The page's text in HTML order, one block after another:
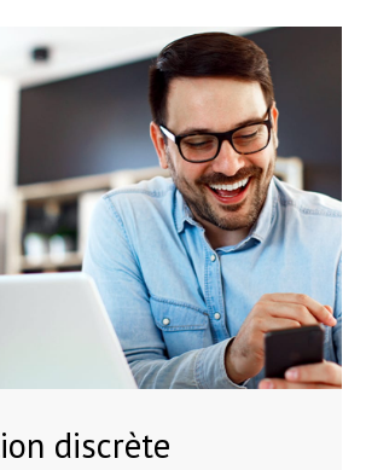
discrète